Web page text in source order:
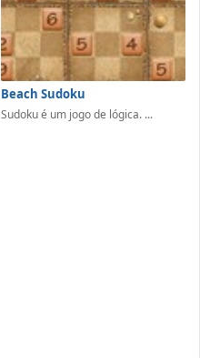
Beach Sudoku
Sudoku é um jogo de lógica. ...